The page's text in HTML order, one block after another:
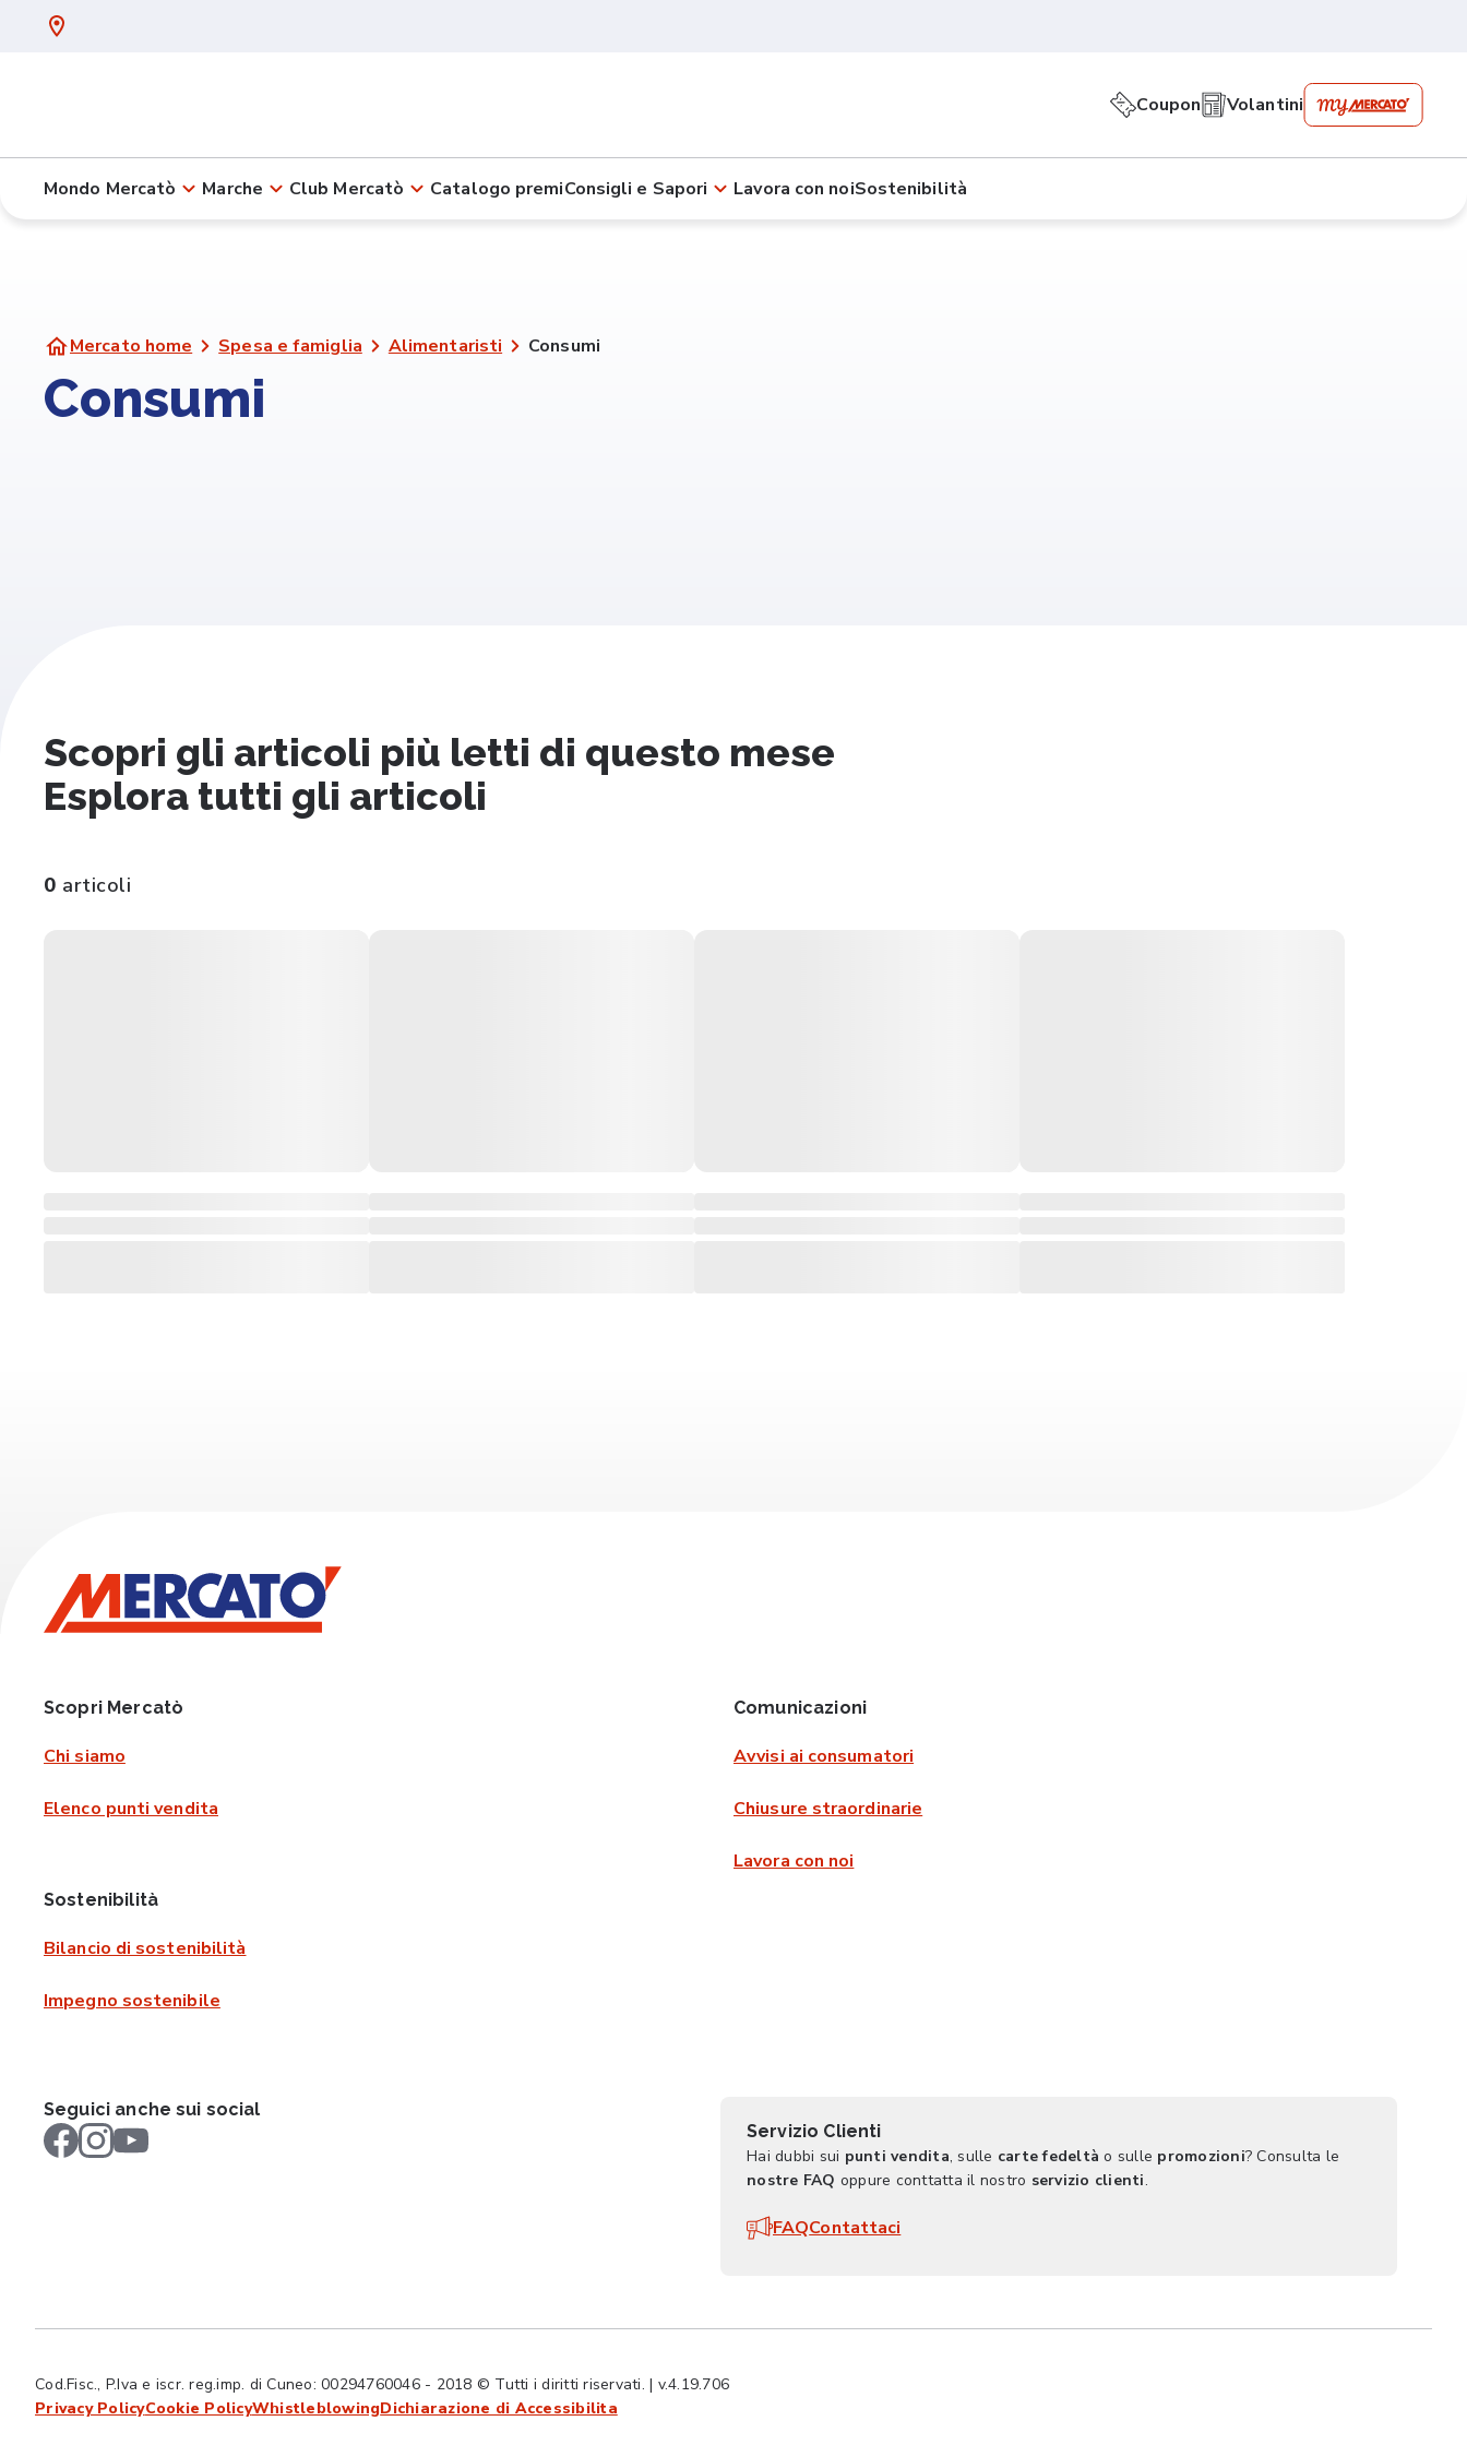
Coupon Volantini
Mondo Mercatò Marche Club Mercatò Catalogo premiConsigli e Sapori Lavora con noiSostenibilità
Mercato home Spesa e famiglia Alimentaristi Consumi
Consumi
Scopri gli articoli più letti di questo mese
Esplora tutti gli articoli
0 articoli
Scopri Mercatò
Chi siamo
Elenco punti vendita
Comunicazioni
Avvisi ai consumatori
Chiusure straordinarie
Lavora con noi
Sostenibilità
Bilancio di sostenibilità
Impegno sostenibile
Seguici anche sui social
Servizio Clienti
Hai dubbi sui punti vendita, sulle carte fedeltà o sulle promozioni? Consulta le
nostre FAQ oppure conttatta il nostro servizio clienti.
FAQContattaci
Cod.Fisc., P.Iva e iscr. reg.imp. di Cuneo: 00294760046 - 2018 © Tutti i diritti riservati. | v.4.19.706
Privacy PolicyCookie PolicyWhistleblowingDichiarazione di Accessibilita